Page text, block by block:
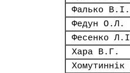
Фалько В.І.
Федун О.Л.
Фесенко
Хара В.Г.